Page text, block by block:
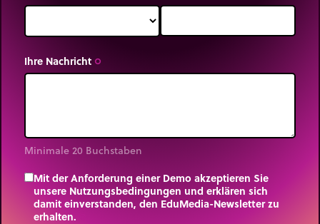
sogar großen Luft- oder Wassermassen berücksichtigt
werden.
Ihre Nachricht trip_origin
Minimale 20 Buchstaben
Mit der Anforderung einer Demo akzeptieren Sie
unsere Nutzungsbedingungen und erklären sich
damit einverstanden, den EduMedia-Newsletter zu
erhalten.